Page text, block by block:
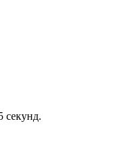
секунд.